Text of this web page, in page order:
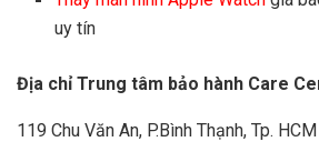
uy tín
Địa chỉ Trung tâm bảo hành Care
119 Chu Văn An, P.Bình Thạnh, Tp. HCM